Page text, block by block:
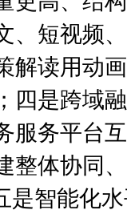
、短视频
解读用动
四是跨域
服务平台
整体协同
是智能化